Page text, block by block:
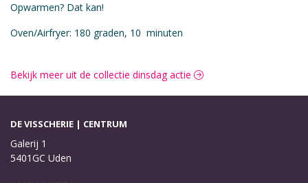
Opwarmen? Dat kan!
Oven/Airfryer: 180 graden, 10 minuten
Bekijk meer uit de collectie dinsdag actie
DE VISSCHERIE | CENTRUM
Galerij 1
5401GC Uden